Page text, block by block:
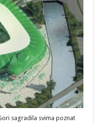
sagradila svima poznat